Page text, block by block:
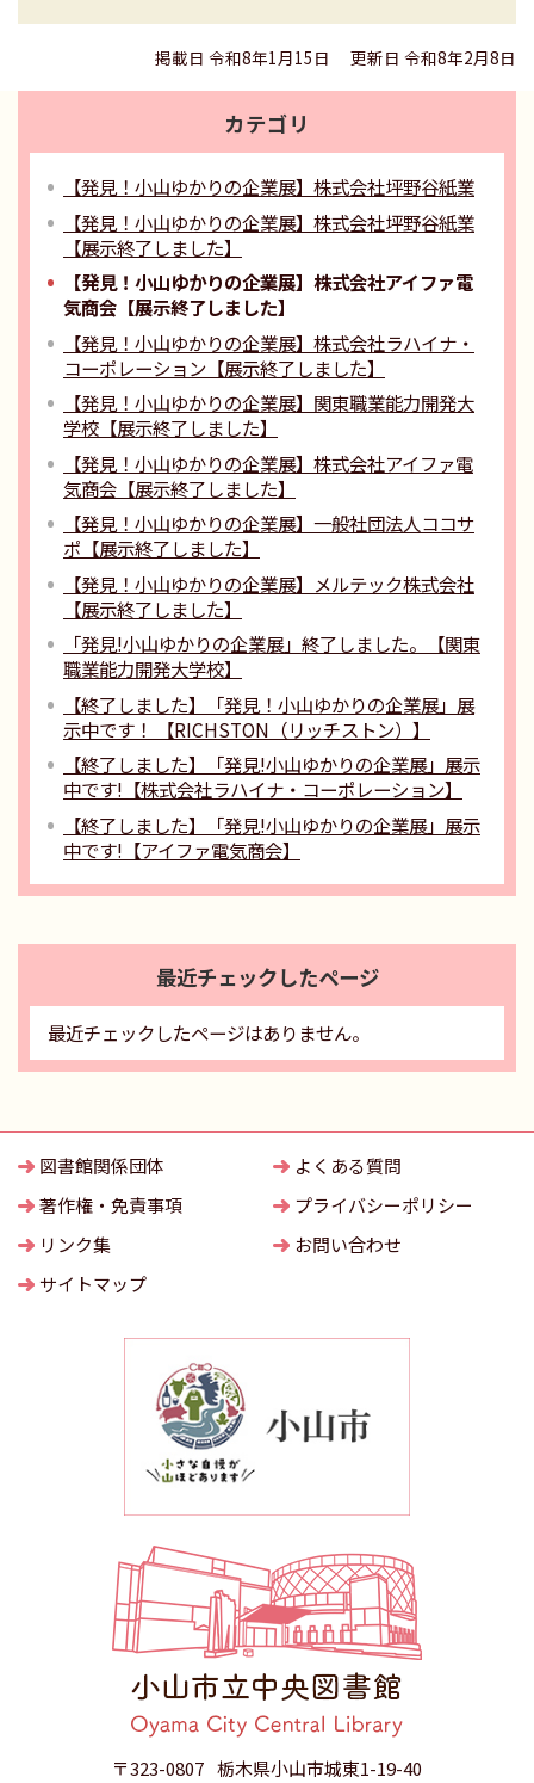
掲載日 令和8年1月15日 更新日 令和8年2月8日
カテゴリ
【発見！小山ゆかりの企業展】株式会社坪野谷紙業
【発見！小山ゆかりの企業展】株式会社坪野谷紙業
【展示終了しました】
【発見！小山ゆかりの企業展】株式会社アイファ電
気商会【展示終了しました】
【発見！小山ゆかりの企業展】株式会社ラハイナ・
コーポレーション【展示終了しました】
【発見！小山ゆかりの企業展】関東職業能力開発大
学校【展示終了しました】
【発見！小山ゆかりの企業展】株式会社アイファ電
気商会【展示終了しました】
【発見！小山ゆかりの企業展】一般社団法人ココサ
ポ【展示終了しました】
【発見！小山ゆかりの企業展】メルテック株式会社
【展示終了しました】
「発見!小山ゆかりの企業展」終了しました。【関東
職業能力開発大学校】
【終了しました】「発見！小山ゆかりの企業展」展
示中です！ 【RICHSTON（リッチストン）】
【終了しました】「発見!小山ゆかりの企業展」展示
中です!【株式会社ラハイナ・コーポレーション】
【終了しました】「発見!小山ゆかりの企業展」展示
中です!【アイファ電気商会】
最近チェックしたページ
最近チェックしたページはありません。
図書館関係団体
よくある質問
著作権・免責事項
プライバシーポリシー
リンク集
お問い合わせ
サイトマップ
〒323-0807 栃木県小山市城東1-19-40